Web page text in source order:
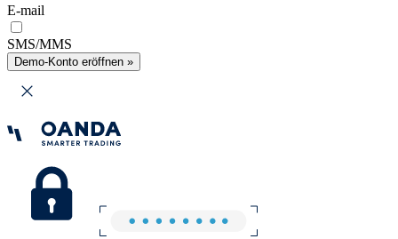
E-mail
SMS/MMS
Demo-Konto eröffnen »